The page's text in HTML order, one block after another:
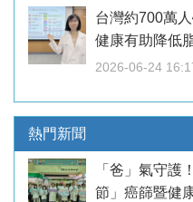
台灣約700萬
健康有助降低
2026-06-24
熱門新聞
「爸」氣守
節」癌篩暨健